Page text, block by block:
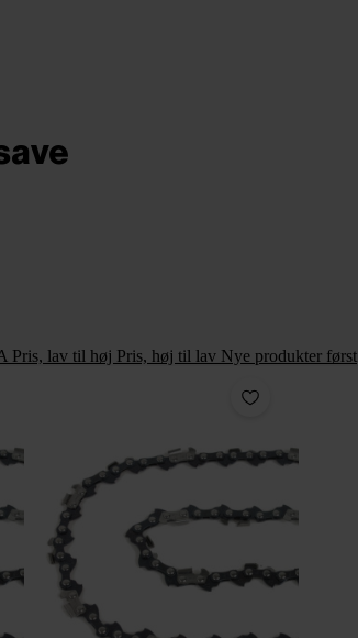
Pris, lav til høj Pris, høj til lav Nye produkter først